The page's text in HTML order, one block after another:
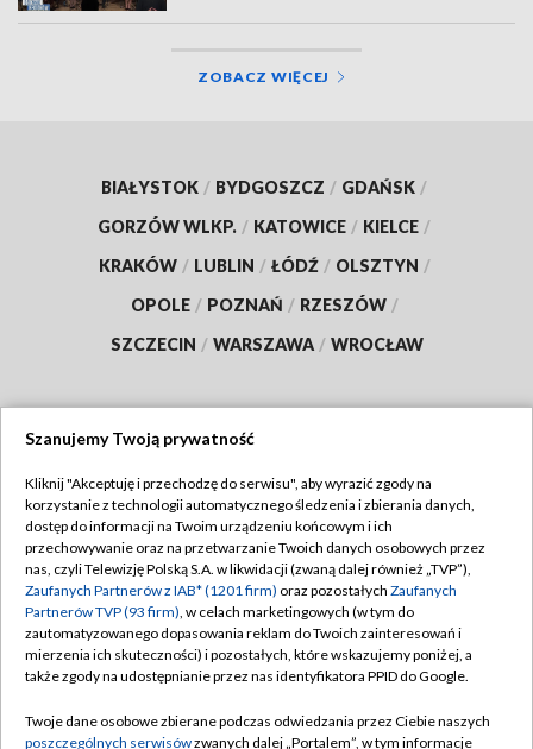
ZOBACZ WIĘCEJ
BIAŁYSTOK / BYDGOSZCZ / GDAŃSK /
GORZÓW WLKP. / KATOWICE / KIELCE /
KRAKÓW / LUBLIN / ŁÓDŹ / OLSZTYN /
OPOLE / POZNAŃ / RZESZÓW /
SZCZECIN / WARSZAWA / WROCŁAW
TVP
Abonament TVP
Emisja w TVP
Centrum informacji TVP
Naziemna Telewizja Cyfrowa
Rada Programowa
Regulamin TVP
Polityka prywatności
Moje zgody
Pomoc
Szanujemy Twoją prywatność
Kliknij "Akceptuję i przechodzę do serwisu", aby wyrazić zgody na
korzystanie z technologii automatycznego śledzenia i zbierania danych,
dostęp do informacji na Twoim urządzeniu końcowym i ich
przechowywanie oraz na przetwarzanie Twoich danych osobowych przez
nas, czyli Telewizję Polską S.A. w likwidacji (zwaną dalej również „TVP”),
Zaufanych Partnerów z IAB* (1201 firm) oraz pozostałych Zaufanych
Partnerów TVP (93 firm), w celach marketingowych (w tym do
zautomatyzowanego dopasowania reklam do Twoich zainteresowań i
mierzenia ich skuteczności) i pozostałych, które wskazujemy poniżej, a
także zgody na udostępnianie przez nas identyfikatora PPID do Google.
Twoje dane osobowe zbierane podczas odwiedzania przez Ciebie naszych
poszczególnych serwisówzwanych dalej „Portalem”, w tym informacje